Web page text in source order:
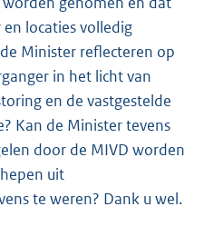
locaties volledig
Minister reflecteren op
in het licht van
en de vastgestelde
Kan de Minister tevens
door de MIVD worden
uit
te weren? Dank u wel.